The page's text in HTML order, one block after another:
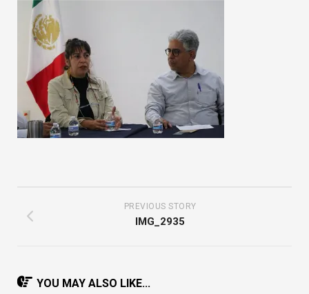
PREVIOUS STORY
IMG_2935
YOU MAY ALSO LIKE...